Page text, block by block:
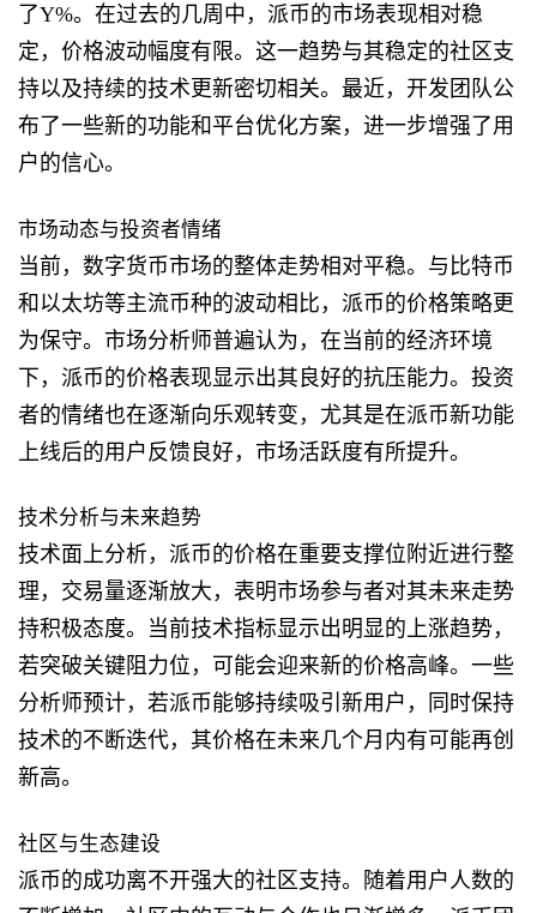
了Y%。在过去的几周中，派币的市场表现相对稳
定，价格波动幅度有限。这一趋势与其稳定的社区支
持以及持续的技术更新密切相关。最近，开发团队公
布了一些新的功能和平台优化方案，进一步增强了用
户的信心。
市场动态与投资者情绪
当前，数字货币市场的整体走势相对平稳。与比特币
和以太坊等主流币种的波动相比，派币的价格策略更
为保守。市场分析师普遍认为，在当前的经济环境
下，派币的价格表现显示出其良好的抗压能力。投资
者的情绪也在逐渐向乐观转变，尤其是在派币新功能
上线后的用户反馈良好，市场活跃度有所提升。
技术分析与未来趋势
技术面上分析，派币的价格在重要支撑位附近进行整
理，交易量逐渐放大，表明市场参与者对其未来走势
持积极态度。当前技术指标显示出明显的上涨趋势，
若突破关键阻力位，可能会迎来新的价格高峰。一些
分析师预计，若派币能够持续吸引新用户，同时保持
技术的不断迭代，其价格在未来几个月内有可能再创
新高。
社区与生态建设
派币的成功离不开强大的社区支持。随着用户人数的